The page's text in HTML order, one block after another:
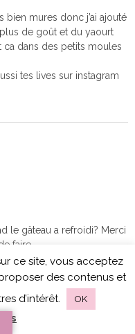
bien mures donc j’ai ajouté
de goût et du yaourt
ca dans des petits moules
tes lives sur instagram
le gâteau a refroidi? Merci
faire
ce site, vous acceptez
des contenus et
d’intérêt.
OK